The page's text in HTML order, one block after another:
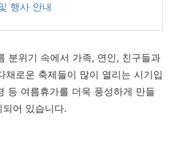
행사 안내
분위기 속에서 가족, 연인, 친구들과
채로운 축제들이 많이 열리는 시기입
등 여름휴가를 더욱 풍성하게 만들
어 있습니다.